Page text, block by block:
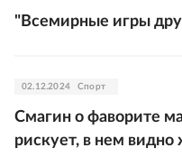
"Всемирные игры
02.12.2024 Спорт
Смагин о фаворите
рискует, в нем